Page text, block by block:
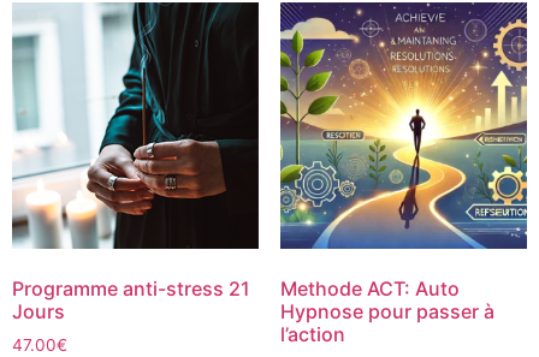
Programme anti-stress 21
Jours
47.00€
Methode ACT: Auto
Hypnose pour passer à
l’action